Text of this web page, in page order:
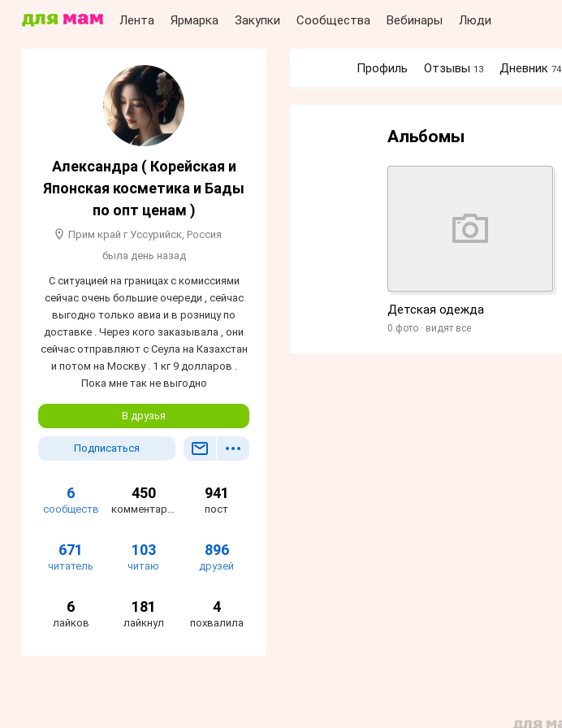
Лента Ярмарка Закупки Сообщества Вебинары Люди
Александра ( Корейская и
Японская косметика и Бады
по опт ценам )
Прим край г Уссурийск, Россия
была день назад
С ситуацией на границах с комиссиями
сейчас очень большие очереди , сейчас
выгодно только авиа и в розницу по
доставке . Через кого заказывала , они
сейчас отправляют с Сеула на Казахстан
и потом на Москву . 1 кг 9 долларов .
Пока мне так не выгодно
В друзья
Подписаться
6
сообществ
450
комментариев
941
пост
671
читатель
103
читаю
896
друзей
6
лайков
181
лайкнул
4
похвалила
Профиль Отзывы 13 Дневник 74
Альбомы
Детская одежда
0 фото видят все